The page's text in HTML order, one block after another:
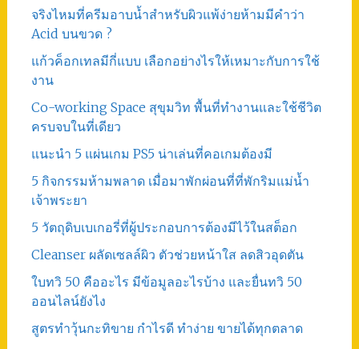
จริงไหมที่ครีมอาบน้ำสำหรับผิวแพ้ง่ายห้ามมีคำว่า
Acid บนขวด ?
แก้วค็อกเทลมีกี่แบบ เลือกอย่างไรให้เหมาะกับการใช้
งาน
Co-working Space สุขุมวิท พื้นที่ทำงานและใช้ชีวิต
ครบจบในที่เดียว
แนะนำ 5 แผ่นเกม PS5 น่าเล่นที่คอเกมต้องมี
5 กิจกรรมห้ามพลาด เมื่อมาพักผ่อนที่ที่พักริมแม่น้ำ
เจ้าพระยา
5 วัตถุดิบเบเกอรี่ที่ผู้ประกอบการต้องมีไว้ในสต็อก
Cleanser ผลัดเซลล์ผิว ตัวช่วยหน้าใส ลดสิวอุดตัน
ใบทวิ 50 คืออะไร มีข้อมูลอะไรบ้าง และยื่นทวิ 50
ออนไลน์ยังไง
สูตรทําวุ้นกะทิขาย กำไรดี ทำง่าย ขายได้ทุกตลาด